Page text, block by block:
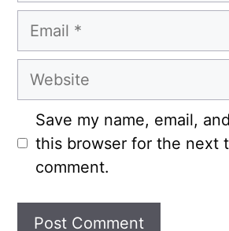
Email
Website
Save my name, email,
this browser for the next
comment.